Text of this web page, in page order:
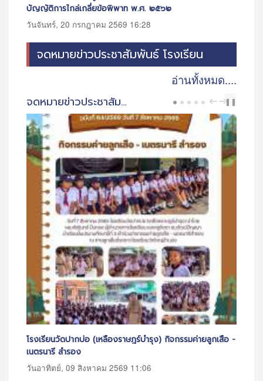
ท พ.ศ. ๒๕๖๒
16:28
ระหว่างประเทศ
วันจันทร์, 20 กรกฎาคม 2569 12:11
จดหมายข่าวประชาสัมพันธ์ โรงเรียน
อ่านทั้งหมด....
จดหมายข่าวประชาสัมพันธ์ โรงเรียน PREV
NEXT
❚❚
ษฎร์บำรุง) กิจกรรมค่ายลูกเสือ -
11:06
การฝึกอบรมการปฐมพยาบาลเบื้องต้นแ
วันเสาร์, 08 สิงหาคม 2569 15:22